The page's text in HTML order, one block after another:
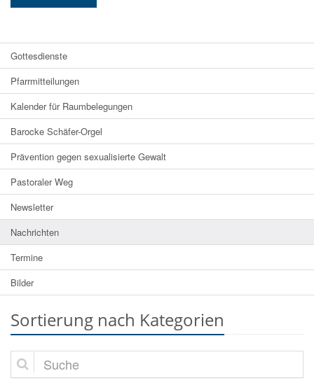
Gottesdienste
Pfarrmitteilungen
Kalender für Raumbelegungen
Barocke Schäfer-Orgel
Prävention gegen sexualisierte Gewalt
Pastoraler Weg
Newsletter
Nachrichten
Termine
Bilder
Sortierung nach Kategorien
Suche